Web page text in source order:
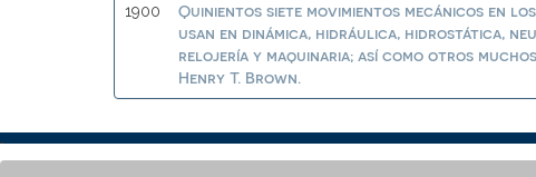
1900
Quinientos siete movimientos mecánicos en
usan en dinámica, hidráulica, hidrostática,
relojería y maquinaria; así como otros
Henry T. Brown.